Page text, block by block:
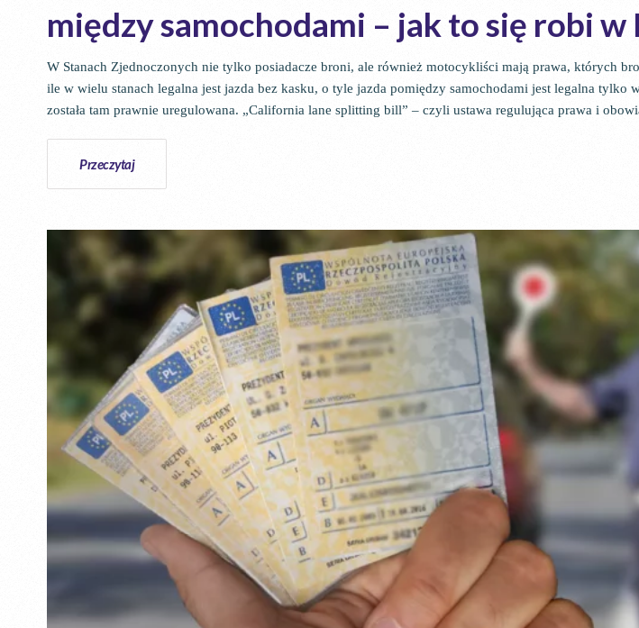
między samochodami – jak to się robi
W Stanach Zjednoczonych nie tylko posiadacze broni, ale również motocykliści mają prawa, których
ile w wielu stanach legalna jest jazda bez kasku, o tyle jazda pomiędzy samochodami jest legalna tylko
została tam prawnie uregulowana. „California lane splitting bill” – czyli ustawa regulująca prawa i
Przeczytaj